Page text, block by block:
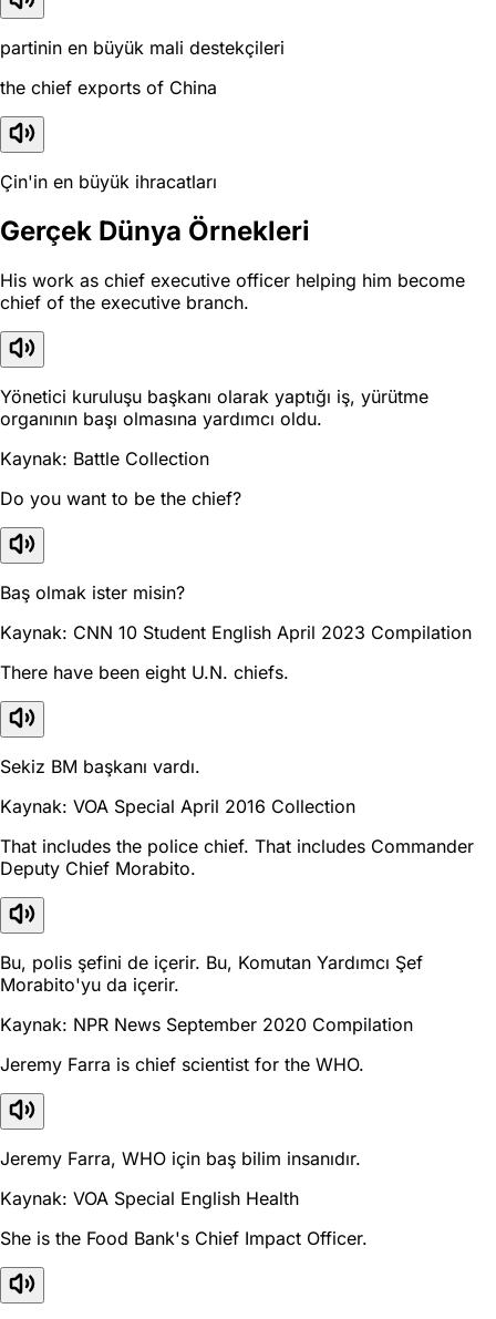
partinin en büyük mali destekçileri
the chief exports of China
Çin'in en büyük ihracatları
Gerçek Dünya Örnekleri
His work as chief executive officer helping him become
chief of the executive branch.
Yönetici kuruluşu başkanı olarak yaptığı iş, yürütme
organının başı olmasına yardımcı oldu.
Kaynak: Battle Collection
Do you want to be the chief?
Baş olmak ister misin?
Kaynak: CNN 10 Student English April 2023 Compilation
There have been eight U.N. chiefs.
Sekiz BM başkanı vardı.
Kaynak: VOA Special April 2016 Collection
That includes the police chief. That includes Commander
Deputy Chief Morabito.
Bu, polis şefini de içerir. Bu, Komutan Yardımcı Şef
Morabito'yu da içerir.
Kaynak: NPR News September 2020 Compilation
Jeremy Farra is chief scientist for the WHO.
Jeremy Farra, WHO için baş bilim insanıdır.
Kaynak: VOA Special English Health
She is the Food Bank's Chief Impact Officer.